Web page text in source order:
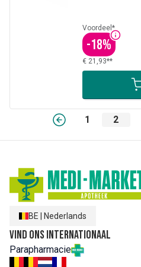
Voordeel*
-18%
€ 21,93**
1 2
BE Nederlands
Vind ons internationaal
Parapharmacie